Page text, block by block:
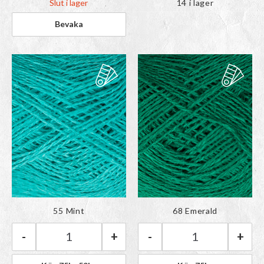
Slut i lager 14 i lager
Färgen har lagts till i
paletten
BC Garn Lino | 55 Mint mängd
- +
55 Mint
Färgen har lagts till i
paletten
BC Garn Lino |
- +
68 Emerald